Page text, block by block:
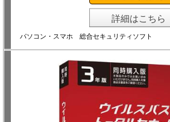
詳細はこちら
パソコン・スマホ 総合セキュリティソフト